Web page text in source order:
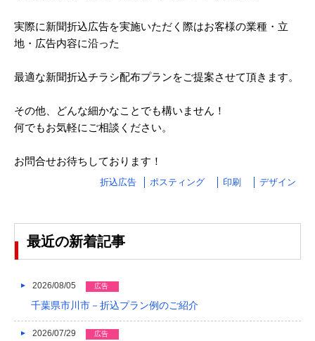
2024/03
2023/12
2023/06
2023/05
2023/04
実際に新聞折込広告を実施いただく際はお客様の業種・立
地・広告内容に沿った
最適な新聞折込チラシ配布プランをご提案させて頂きます。
その他、どんな細かなことでも構いません！
何でもお気軽にご相談ください。
お問合せお待ちしております！
折込広告 ポスティング 印刷 デザイン
最近の新着記事
2026/08/05 広告
千葉県市川市－折込プラン例のご紹介
2026/07/29 広告